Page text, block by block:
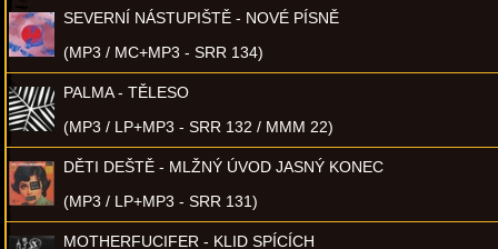
SEVERNÍ NÁSTUPIŠTĚ - NOVÉ PÍSNĚ
(MP3 / MC+MP3 - SRR 134)
PALMA - TĚLESO
(MP3 / LP+MP3 - SRR 132 / MMM 22)
DĚTI DEŠTĚ - MLŽNÝ ÚVOD JASNÝ KONEC
(MP3 / LP+MP3 - SRR 131)
MOTHERFUCIFER - KLID SPÍCÍCH